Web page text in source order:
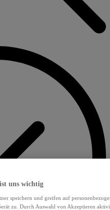
uns wichtig
speichern und greifen auf
zu. Durch Auswahl von Akzeptieren